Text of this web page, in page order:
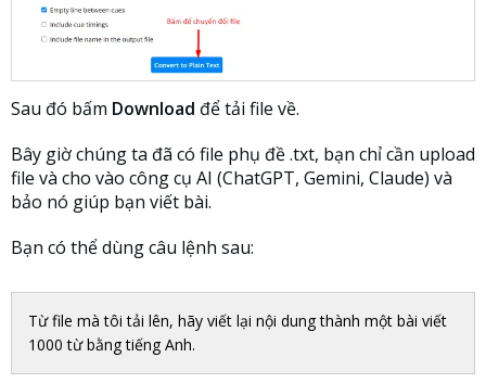
Sau đó bấm Download để tải file về.
Bây giờ chúng ta đã có file phụ đề .txt, bạn chỉ cần upload
file và cho vào công cụ AI (ChatGPT, Gemini, Claude) và
bảo nó giúp bạn viết bài.
Bạn có thể dùng câu lệnh sau:
Từ file mà tôi tải lên, hãy viết lại nội dung thành một bài viết
1000 từ bằng tiếng Anh.